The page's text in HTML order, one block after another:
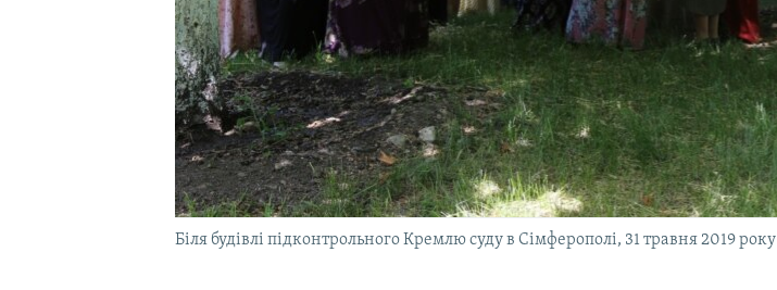
Біля будівлі підконтрольного Кремлю суду в Сімферополі, 31 травня 2019 року